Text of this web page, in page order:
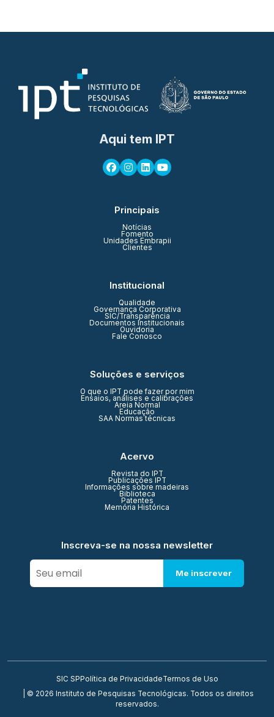
Aqui tem IPT
Principais
Notícias
Fomento
Unidades Embrapii
Clientes
Institucional
Qualidade
Governança Corporativa
SIC/Transparência
Documentos Institucionais
Ouvidoria
Fale Conosco
Soluções e serviços
O que o IPT pode fazer por mim
Ensaios, análises e calibrações
Areia Normal
Educação
SAA Normas técnicas
Acervo
Revista do IPT
Publicações IPT
Informações sobre madeiras
Biblioteca
Patentes
Memória Histórica
Inscreva-se na nossa newsletter
Me inscrever
SIC SP Política de PrivacidadeTermos de Uso
| © 2026 Instituto de Pesquisas Tecnológicas. Todos os direitos
reservados.